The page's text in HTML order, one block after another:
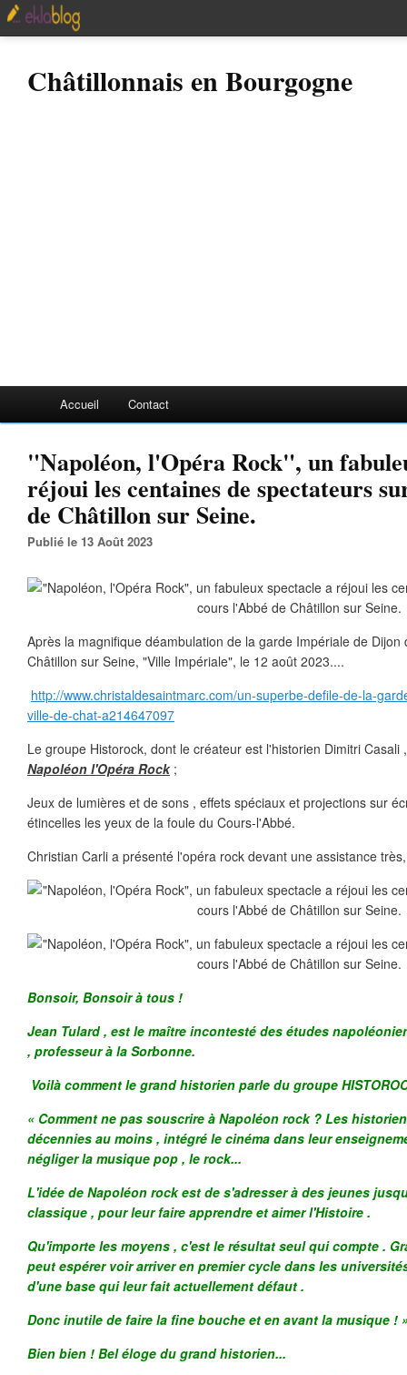
Châtillonnais en Bourgogne
Accueil Contact
"Napoléon, l'Opéra Rock", un
réjoui les centaines de spectateurs
de Châtillon sur Seine.
Publié le 13 Août 2023
Après la magnifique déambulation de la garde Impériale de
Châtillon sur Seine, "Ville Impériale", le 12 août 2023....
http://www.christaldesaintmarc.com/un-superbe-defile-de-la-
ville-de-chat-a214647097
Le groupe Historock, dont le créateur est l'historien Dimitri Casali
Napoléon l'Opéra Rock;
Jeux de lumières et de sons , effets spéciaux et projections sur
étincelles les yeux de la foule du Cours-l'Abbé.
Christian Carli a présenté l'opéra rock devant une assistance
Bonsoir, Bonsoir à tous !
Jean Tulard , est le maître incontesté des études
, professeur à la Sorbonne.
Voilà comment le grand historien parle du groupe
« Comment ne pas souscrire à Napoléon rock ? Les
décennies au moins , intégré le cinéma dans leur
négliger la musique pop , le rock...
L'idée de Napoléon rock est de s'adresser à des jeunes
classique , pour leur faire apprendre et aimer l'Histoire .
Qu'importe les moyens , c'est le résultat seul qui compte .
peut espérer voir arriver en premier cycle dans les
d'une base qui leur fait actuellement défaut .
Donc inutile de faire la fine bouche et en avant la musique !
Bien bien ! Bel éloge du grand historien...